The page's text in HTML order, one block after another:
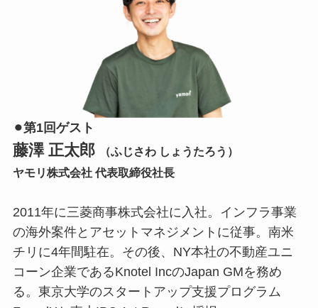
⚫︎第1回ゲスト
藤澤 正太郎
（ふじさわ しょうたろう）
ヤモリ株式会社 代表取締役社長
2011年に三菱商事株式会社に入社。インフラ事業
の海外案件とアセットマネジメントに従事。南米
チリに4年間駐在。その後、NY本社の不動産ユニ
コーン企業であるKnotel IncのJapan GMを務め
る。東京大学のスタートアップ支援プログラム